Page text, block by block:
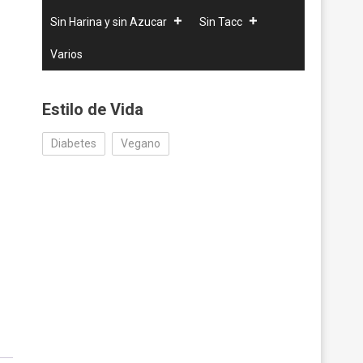
Sin Harina y sin Azucar Sin Tacc
Varios
Estilo de Vida
Diabetes Vegano